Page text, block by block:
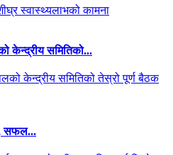
केन्द्रीय समितिको...
सफल...